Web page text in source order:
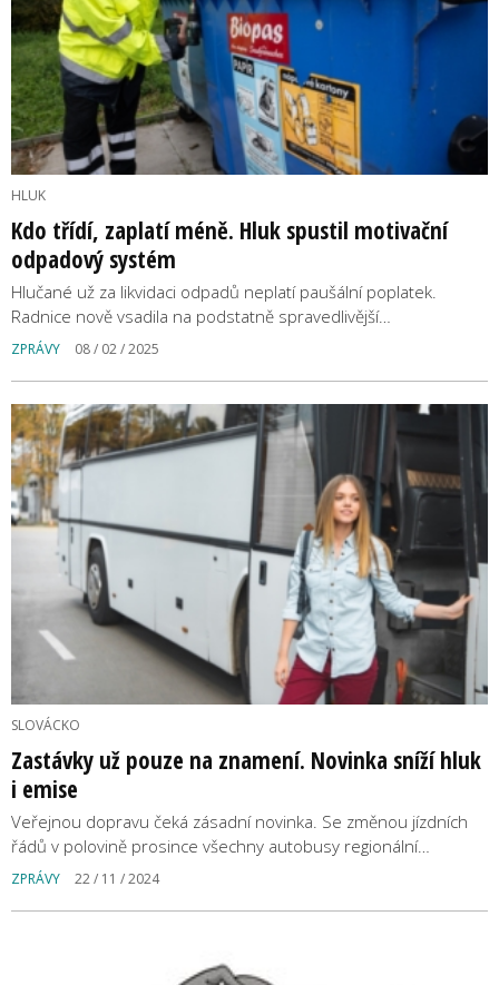
HLUK
Kdo třídí, zaplatí méně. Hluk spustil motivační
odpadový systém
Hlučané už za likvidaci odpadů neplatí paušální poplatek.
Radnice nově vsadila na podstatně spravedlivější…
ZPRÁVY 08 / 02 / 2025
SLOVÁCKO
Zastávky už pouze na znamení. Novinka sníží hluk
i emise
Veřejnou dopravu čeká zásadní novinka. Se změnou jízdních
řádů v polovině prosince všechny autobusy regionální…
ZPRÁVY 22 / 11 / 2024